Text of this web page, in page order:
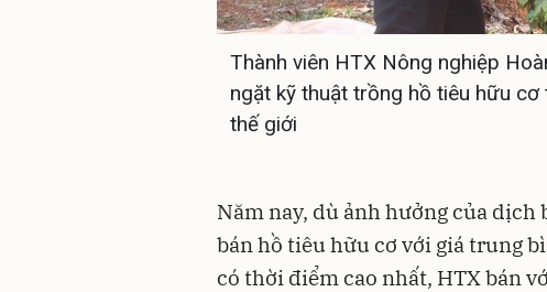
Thành viên HTX Nông nghiệp
ngặt kỹ thuật trồng hồ tiêu hữu
thế giới
Năm nay, dù ảnh hưởng của
bán hồ tiêu hữu cơ với giá trung
có thời điểm cao nhất, HTX bán